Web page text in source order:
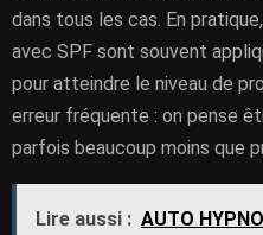
dans tous les cas. En
avec SPF sont souvent
pour atteindre le niveau de
erreur fréquente : on pense
parfois beaucoup moins que
Lire aussi : AUTO